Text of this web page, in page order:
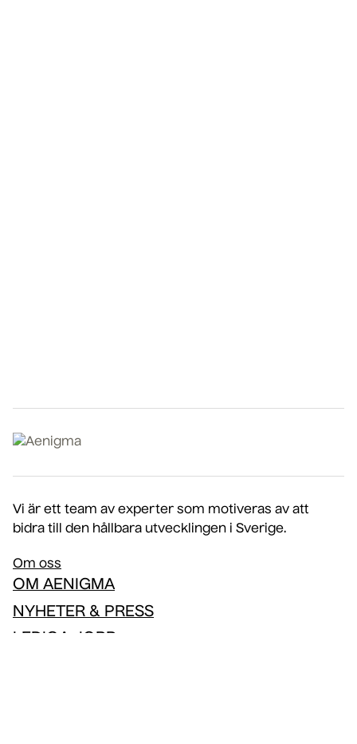
Vi är ett team av experter som motiveras av att
bidra till den hållbara utvecklingen i Sverige.
Om oss
OM AENIGMA
NYHETER & PRESS